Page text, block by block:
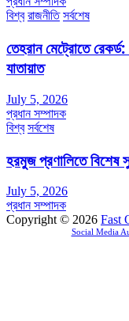
বিশ্ব রাজনীতি সর্বশেষ
তেহরান মেট্রোতে রেকর্ড:
যাতায়াত
July 5, 2026
প্রধান সম্পাদক
বিশ্ব সর্বশেষ
হরমুজ প্রণালিতে বিশেষ
July 5, 2026
প্রধান সম্পাদক
Copyright © 2026 Fast
Social Media